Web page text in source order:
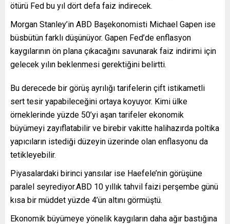
ötürü Fed bu yıl dört defa faiz indirecek.
Morgan Stanley’in ABD Başekonomisti Michael Gapen ise
büsbütün farklı düşünüyor. Gapen Fed’de enflasyon
kaygılarının ön plana çıkacağını savunarak faiz indirimi için
gelecek yılın beklenmesi gerektiğini belirtti.
Bu derecede bir görüş ayrılığı tarifelerin çift istikametli
sert tesir yapabileceğini ortaya koyuyor. Kimi ülke
örneklerinde yüzde 50’yi aşan tarifeler ekonomik
büyümeyi zayıflatabilir ve birebir vakitte halihazırda poltika
yapıcıların istediği düzeyin üzerinde olan enflasyonu da
tetikleyebilir.
Piyasalardaki birinci yansılar ise Haefele’nin görüşüne
paralel seyrediyor.ABD 10 yıllık tahvil faizi perşembe günü
kısa bir müddet yüzde 4’ün altını görmüştü.
Ekonomik büyümeye yönelik kaygıların daha ağır bastığına